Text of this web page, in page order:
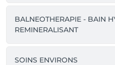
BALNEOTHERAPIE - BAIN
REMINERALISANT
SOINS ENVIRONS